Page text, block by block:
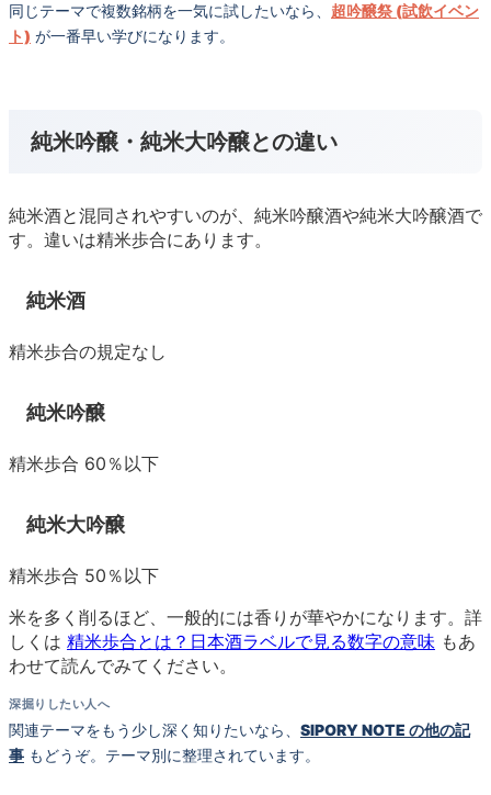
同じテーマで複数銘柄を一気に試したいなら、 超吟醸祭 (試飲イベン
ト) が一番早い学びになります。
純米吟醸・純米大吟醸との違い
純米酒と混同されやすいのが、純米吟醸酒や純米大吟醸酒で
す。違いは精米歩合にあります。
純米酒
精米歩合の規定なし
純米吟醸
精米歩合 60％以下
純米大吟醸
精米歩合 50％以下
米を多く削るほど、一般的には香りが華やかになります。詳
しくは 精米歩合とは？日本酒ラベルで見る数字の意味 もあ
わせて読んでみてください。
深掘りしたい人へ
関連テーマをもう少し深く知りたいなら、 SIPORY NOTE の他の記
事 もどうぞ。テーマ別に整理されています。